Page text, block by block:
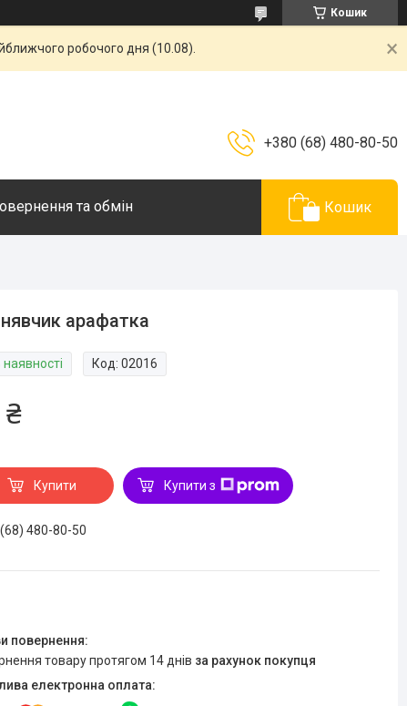
Кошик
робочого дня (10.08).
+380 (68) 480-80-50
та обмін Кошик
арафатка
наявності Код:02016
Купити Купити з
480-80-50
товару протягом 14 днів за рахунок покупця